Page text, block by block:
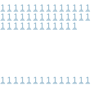
1 1 1 1 1 1 1 1 1 1 1 1 1 1
1 1 1 1 1 1 1 1 1 1 1 1 1 1
1 1 1 1 1 1 1 1 1 1 1 1
1 1 1 1 1 1 1 1 1 1 1 1 1 1